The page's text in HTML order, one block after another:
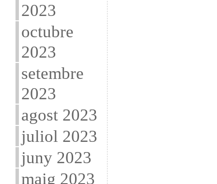
2023
octubre
2023
setembre
2023
agost 2023
juliol 2023
juny 2023
maig 2023